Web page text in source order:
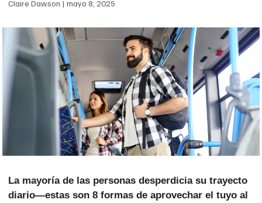
Claire Dawson mayo 8, 2025
La mayoría de las personas desperdicia su trayecto
diario—estas son 8 formas de aprovechar el tuyo al